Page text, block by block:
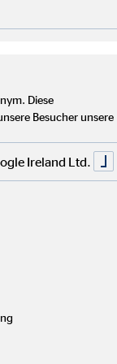
eine
Prozent an
Giersch.
direkt von den
für die
die
dt. Festnetz,
Diese
Besucher unsere
Ireland Ltd.